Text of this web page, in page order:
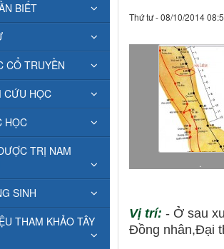
Thứ tư - 08/10/2014
.
Vị trí: - Ở sau
Đồng nhân,Đại
BIẾT
CỔ TRUYỀN
CỨU HỌC
HỌC
TRỊ NAM
SINH
THAM KHẢO TÂY